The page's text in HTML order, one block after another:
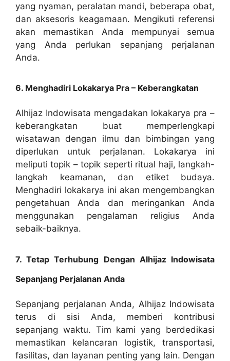
yang nyaman, peralatan mandi, beberapa obat,
dan aksesoris keagamaan. Mengikuti referensi
akan memastikan Anda mempunyai semua
yang Anda perlukan sepanjang perjalanan
Anda.
6. Menghadiri Lokakarya Pra – Keberangkatan
Alhijaz Indowisata mengadakan lokakarya pra –
keberangkatan buat memperlengkapi
wisatawan dengan ilmu dan bimbingan yang
diperlukan untuk perjalanan. Lokakarya ini
meliputi topik – topik seperti ritual haji, langkah-
langkah keamanan, dan etiket budaya.
Menghadiri lokakarya ini akan mengembangkan
pengetahuan Anda dan meringankan Anda
menggunakan pengalaman religius Anda
sebaik-baiknya.
7. Tetap Terhubung Dengan Alhijaz Indowisata
Sepanjang Perjalanan Anda
Sepanjang perjalanan Anda, Alhijaz Indowisata
terus di sisi Anda, memberi kontribusi
sepanjang waktu. Tim kami yang berdedikasi
memastikan kelancaran logistik, transportasi,
fasilitas, dan layanan penting yang lain. Dengan